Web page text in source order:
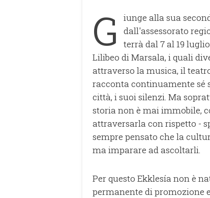
G
iunge alla sua
dall'assessorato
terrà dal 7 al 19
Lilibeo di Marsala, i quali
attraverso la musica, il
racconta continuamente sé
città, i suoi silenzi. Ma
storia non è mai immobile,
attraversarla con rispetto -
sempre pensato che la
ma imparare ad ascoltarli.
Per questo Ekklesía non è
permanente di promozione